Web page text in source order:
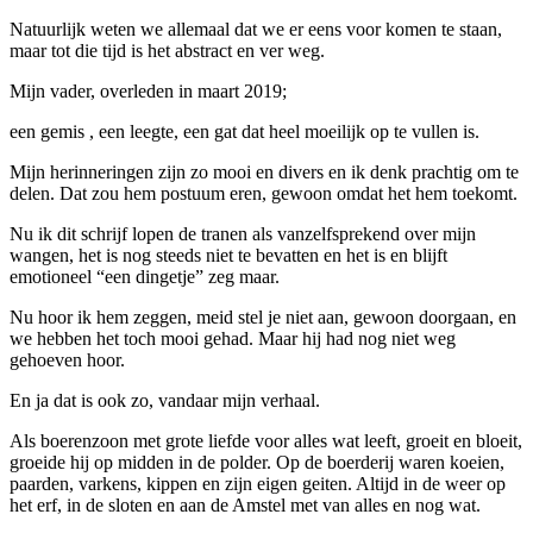
Natuurlijk weten we allemaal dat we er eens voor komen te staan,
maar tot die tijd is het abstract en ver weg.
Mijn vader, overleden in maart 2019;
een gemis , een leegte, een gat dat heel moeilijk op te vullen is.
Mijn herinneringen zijn zo mooi en divers en ik denk prachtig om te
delen. Dat zou hem postuum eren, gewoon omdat het hem toekomt.
Nu ik dit schrijf lopen de tranen als vanzelfsprekend over mijn
wangen, het is nog steeds niet te bevatten en het is en blijft
emotioneel “een dingetje” zeg maar.
Nu hoor ik hem zeggen, meid stel je niet aan, gewoon doorgaan, en
we hebben het toch mooi gehad. Maar hij had nog niet weg
gehoeven hoor.
En ja dat is ook zo, vandaar mijn verhaal.
Als boerenzoon met grote liefde voor alles wat leeft, groeit en bloeit,
groeide hij op midden in de polder. Op de boerderij waren koeien,
paarden, varkens, kippen en zijn eigen geiten. Altijd in de weer op
het erf, in de sloten en aan de Amstel met van alles en nog wat.